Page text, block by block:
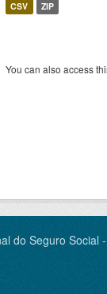
CSV ZIP
You can also access
do Seguro Social